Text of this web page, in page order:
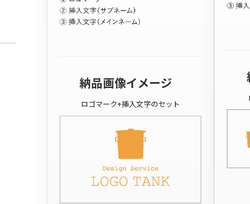
納品画像イメージ
ロゴマーク+挿入文字のセット